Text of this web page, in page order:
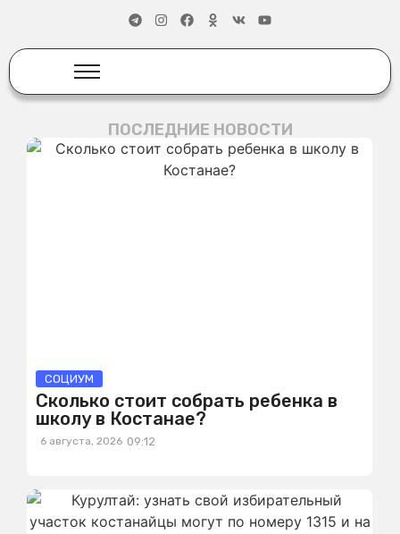
ПОСЛЕДНИЕ НОВОСТИ
СОЦИУМ
Сколько стоит собрать ребенка в
школу в Костанае?
6 августа, 2026 09:12